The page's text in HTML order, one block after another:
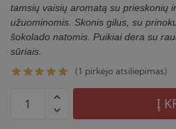
tamsių vaisių aromatą su prieskonių
užuominomis. Skonis gilus, su
šokolado natomis. Puikiai dera su
sūriais.
(1 pirkėjo atsiliepimas)
produkto
kiekis:
Į